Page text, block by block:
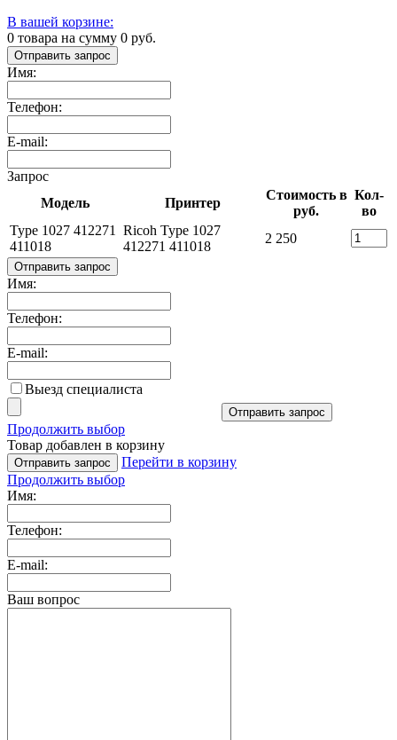
В вашей корзине:
0 товара на сумму 0 руб.
Отправить запрос
Имя:
Телефон:
E-mail:
Запрос
Модель
Принтер
Стоимость в
руб.
Кол-
во
Type 1027 412271
411018
Ricoh Type 1027
412271 411018
2 250
Отправить запрос
Имя:
Телефон:
E-mail:
Выезд специалиста
Отправить запрос
Продолжить выбор
Товар добавлен в корзину
Отправить запрос
Перейти в корзину
Продолжить выбор
Имя:
Телефон:
E-mail:
Ваш вопрос